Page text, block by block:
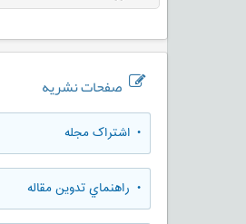
صفحات نشریه
• اشتراک مجله
• راهنماي تدوين مقاله